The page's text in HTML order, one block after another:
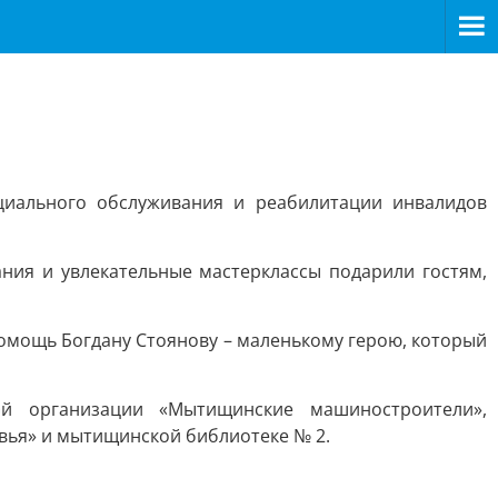
обслуживания и реабилитации инвалидов
и увлекательные мастерклассы подарили гостям,
Богдану Стоянову – маленькому герою, который
«Мытищинские машиностроители»,
и мытищинской библиотеке № 2.